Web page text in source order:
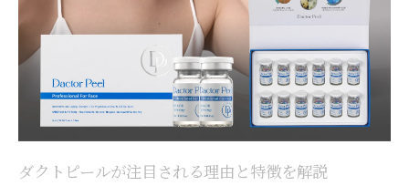
お子様連れ歓迎のダクトピール施術体制
話題のダクトピールを体験する前に知っておく
べきこと
ダクトピール体験前に必ず知るべきポイン
ト
ダクトピールの流れや施術回数の目安とは
ダクトピールが注目される理由と特徴を解説